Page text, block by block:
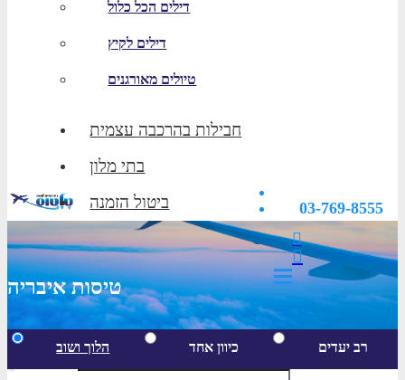
דילים הכל כלול
דילים לקיץ
טיולים מאורגנים
חבילות בהרכבה עצמית
בתי מלון
ביטול הזמנה
03-769-8555
טיסות איבריה
הלוך ושוב כיוון אחד רב יעדים